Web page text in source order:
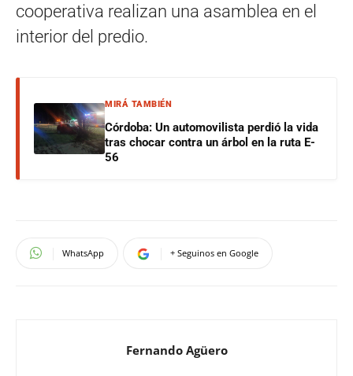
cooperativa realizan una asamblea en el
interior del predio.
MIRÁ TAMBIÉN
Córdoba: Un automovilista perdió la vida
tras chocar contra un árbol en la ruta E-
56
WhatsApp + Seguinos en Google
Fernando Agüero